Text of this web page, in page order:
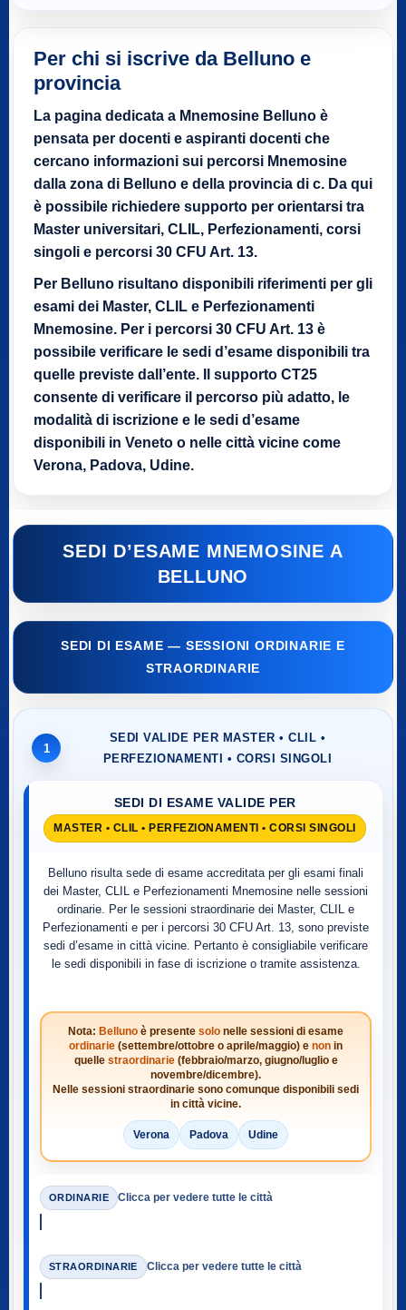
Per chi si iscrive da Belluno e
provincia
La pagina dedicata a Mnemosine Belluno è
pensata per docenti e aspiranti docenti che
cercano informazioni sui percorsi Mnemosine
dalla zona di Belluno e della provincia di c. Da qui
è possibile richiedere supporto per orientarsi tra
Master universitari, CLIL, Perfezionamenti, corsi
singoli e percorsi 30 CFU Art. 13.
Per Belluno risultano disponibili riferimenti per gli
esami dei Master, CLIL e Perfezionamenti
Mnemosine. Per i percorsi 30 CFU Art. 13 è
possibile verificare le sedi d’esame disponibili tra
quelle previste dall’ente. Il supporto CT25
consente di verificare il percorso più adatto, le
modalità di iscrizione e le sedi d’esame
disponibili in Veneto o nelle città vicine come
Verona, Padova, Udine.
SEDI D’ESAME MNEMOSINE A
BELLUNO
SEDI DI ESAME — SESSIONI ORDINARIE E
STRAORDINARIE
1
SEDI VALIDE PER MASTER • CLIL •
PERFEZIONAMENTI • CORSI SINGOLI
SEDI DI ESAME VALIDE PER
MASTER • CLIL • PERFEZIONAMENTI • CORSI SINGOLI
Belluno risulta sede di esame accreditata per gli esami finali
dei Master, CLIL e Perfezionamenti Mnemosine nelle sessioni
ordinarie. Per le sessioni straordinarie dei Master, CLIL e
Perfezionamenti e per i percorsi 30 CFU Art. 13, sono previste
sedi d’esame in città vicine. Pertanto è consigliabile verificare
le sedi disponibili in fase di iscrizione o tramite assistenza.
Nota: Belluno è presente solo nelle sessioni di esame
ordinarie (settembre/ottobre o aprile/maggio) e non in
quelle straordinarie(febbraio/marzo, giugno/luglio e
novembre/dicembre).
Nelle sessioni straordinarie sono comunque disponibili sedi
in città vicine.
Verona Padova Udine
ORDINARIE Clicca per vedere tutte le città
STRAORDINARIE Clicca per vedere tutte le città